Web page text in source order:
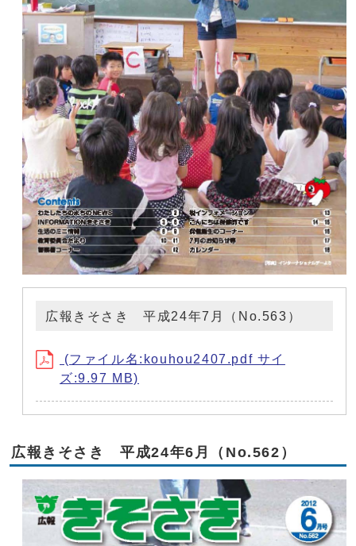
広報きそさき 平成24年7月（No.563）
(ファイル名:kouhou2407.pdf サイ
ズ:9.97 MB)
広報きそさき 平成24年6月（No.562）